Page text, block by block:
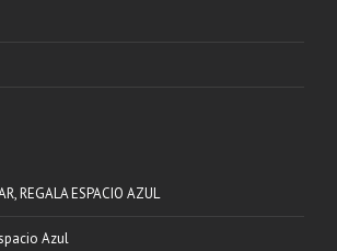
REGALA ESPACIO AZUL
Azul